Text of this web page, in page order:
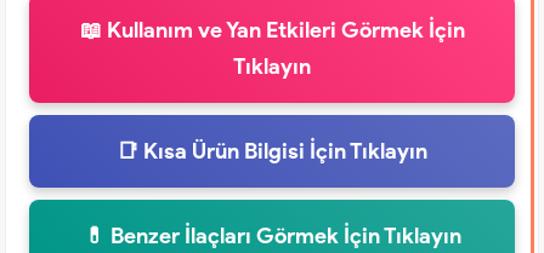
📖 Kullanım ve Yan Etkileri Görmek İçin
Tıklayın
📑 Kısa Ürün Bilgisi İçin Tıklayın
💊 Benzer İlaçları Görmek İçin Tıklayın